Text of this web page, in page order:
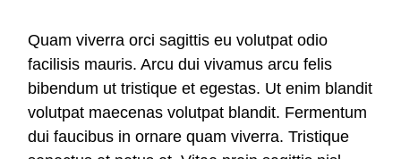
Quam viverra orci sagittis eu volutpat odio
facilisis mauris. Arcu dui vivamus arcu felis
bibendum ut tristique et egestas. Ut enim blandit
volutpat maecenas volutpat blandit. Fermentum
dui faucibus in ornare quam viverra. Tristique